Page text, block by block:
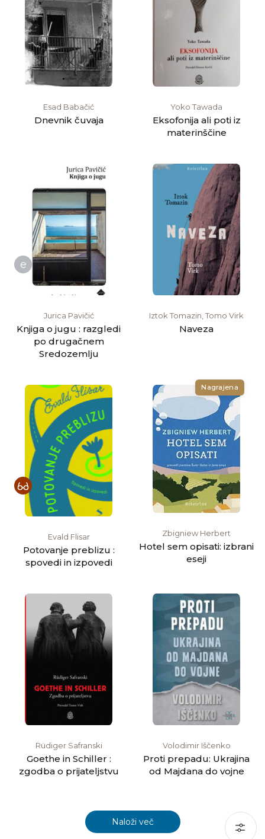
Esad Babačić
Dnevnik čuvaja
Yoko Tawada
Eksofonija ali poti iz
materinščine
e
Jurica Pavičić
Knjiga o jugu : razgledi
po drugačnem
Sredozemlju
Iztok Tomazin, Tomo Virk
Naveza
Evald Flisar
Potovanje preblizu :
spovedi in izpovedi
Nagrajena
Zbigniew Herbert
Hotel sem opisati: izbrani
eseji
Rüdiger Safranski
Goethe in Schiller :
zgodba o prijateljstvu
Volodimir Iščenko
Proti prepadu: Ukrajina
od Majdana do vojne
Naloži več